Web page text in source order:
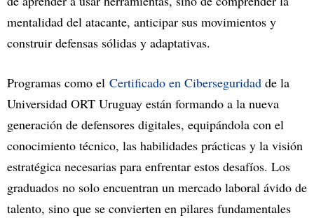
mentalidad del atacante, anticipar sus movimientos y
construir defensas sólidas y adaptativas.
Programas como el Certificado en Ciberseguridad de la
Universidad ORT Uruguay están formando a la nueva
generación de defensores digitales, equipándola con el
conocimiento técnico, las habilidades prácticas y la visión
estratégica necesarias para enfrentar estos desafíos. Los
graduados no solo encuentran un mercado laboral ávido de
talento, sino que se convierten en pilares fundamentales